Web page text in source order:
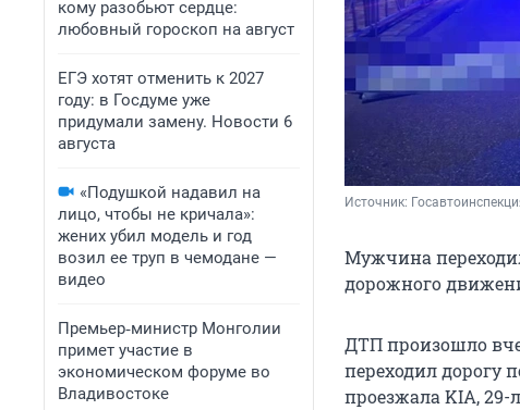
кому разобьют сердце:
любовный гороскоп на август
ЕГЭ хотят отменить к 2027
году: в Госдуме уже
придумали замену. Новости 6
августа
«Подушкой надавил на
лицо, чтобы не кричала»:
жених убил модель и год
возил ее труп в чемодане —
видео
Премьер‑министр Монголии
примет участие в
экономическом форуме во
Владивостоке
Источник:
Мужчина
дорожного
ДТП произошло
переходил дорогу
проезжала KIA, 29-